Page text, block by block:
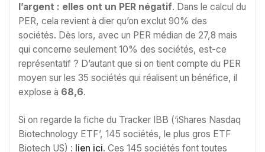
l’argent : elles ont un PER négatif. Dans le calcul du
PER, cela revient à dier qu’on exclut 90% des
sociétés. Dès lors, avec un PER médian de 27,8 mais
qui concerne seulement 10% des sociétés, est-ce
représentatif ? D’autant que si on tient compte du PER
moyen sur les 35 sociétés qui réalisent un bénéfice, il
explose à 68,6.
Si on regarde la fiche du Tracker IBB (‘iShares Nasdaq
Biotechnology ETF’, 145 sociétés, le plus gros ETF
Biotech US) : lien ici. Ces 145 sociétés font toutes